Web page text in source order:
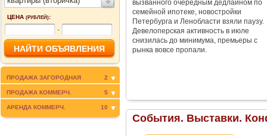
ЦЕНА (РУБЛЕЙ):
-
ПРОДАЖА ЗАГОРОДНАЯ 2
ПРОДАЖА КОММЕРЧ. 5
АРЕНДА КОММЕРЧ. 10
вызванного очередным дедлайном по
семейной ипотеке, новостройки
Петербурга и Ленобласти взяли паузу.
Девелоперская активность в июле
снизилась до минимума, премьеры с
рынка вовсе пропали.
События. Выставки.